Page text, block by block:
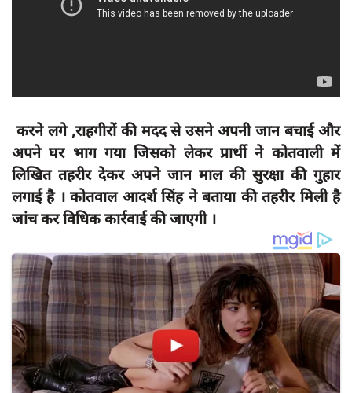
करने लगे ,राहगीरों की मदद से उसने अपनी जान बचाई और
अपने घर भाग गया जिसको लेकर प्रार्थी ने कोतवाली में
लिखित तहरीर देकर अपने जान माल की सुरक्षा की गुहार
लगाई है । कोतवाल आदर्श सिंह ने बताया की तहरीर मिली है
जांच कर विधिक कार्रवाई की जाएगी ।